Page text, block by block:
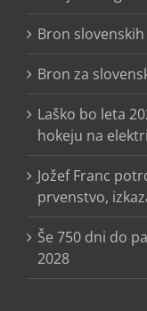
Bron
Bron za
Laško bo leta
hokeju na
Jožef Franc
prvenstvo,
Še 750 dni do
2028